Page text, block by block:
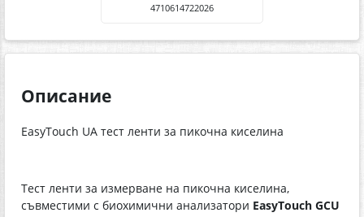
4710614722026
Описание
EasyTouch UA тест ленти за пикочна киселина
Тест ленти за измерване на пикочна киселина,
съвместими с биохимични анализатори EasyTouch GCU